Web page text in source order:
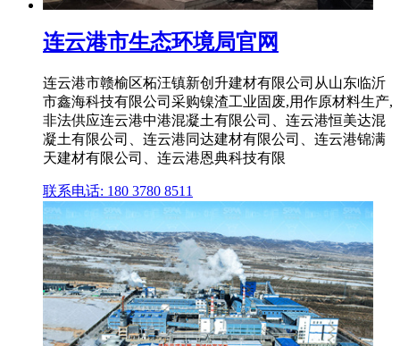
连云港市生态环境局官网
连云港市赣榆区柘汪镇新创升建材有限公司从山东临沂
市鑫海科技有限公司采购镍渣工业固废,用作原材料生产,
非法供应连云港中港混凝土有限公司、连云港恒美达混
凝土有限公司、连云港同达建材有限公司、连云港锦满
天建材有限公司、连云港恩典科技有限
联系电话: 180 3780 8511